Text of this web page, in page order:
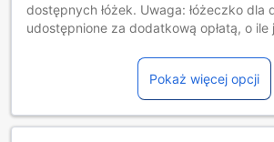
dostępnych łóżek. Uwaga: łóżeczko dla
udostępnione za dodatkową opłatą, o ile
Darmowy pobyt na dostępnych łóżkach.
Goście w wieku 12 lat i starsi są
Dostępność dodatkowych łóżek jest
Pokaż więcej opcji